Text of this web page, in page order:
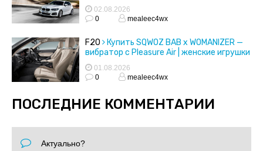
02.08.2026
0
mealeec4wx
F20
Купить SQWOZ BAB x WOMANIZER —
вибратор с Pleasure Air | женские игрушки
01.08.2026
0
mealeec4wx
ПОСЛЕДНИЕ КОММЕНТАРИИ
Актуально?